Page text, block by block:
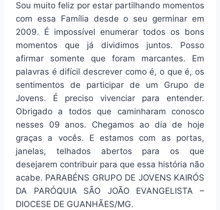
Sou muito feliz por estar partilhando momentos
com essa Família desde o seu germinar em
2009. É impossível enumerar todos os bons
momentos que já dividimos juntos. Posso
afirmar somente que foram marcantes. Em
palavras é difícil descrever como é, o que é, os
sentimentos de participar de um Grupo de
Jovens. É preciso vivenciar para entender.
Obrigado a todos que caminharam conosco
nesses 09 anos. Chegamos ao dia de hoje
graças a vocês. E estamos com as portas,
janelas, telhados abertos para os que
desejarem contribuir para que essa história não
acabe. PARABÉNS GRUPO DE JOVENS KAIRÓS
DA PARÓQUIA SÃO JOÃO EVANGELISTA –
DIOCESE DE GUANHÃES/MG.